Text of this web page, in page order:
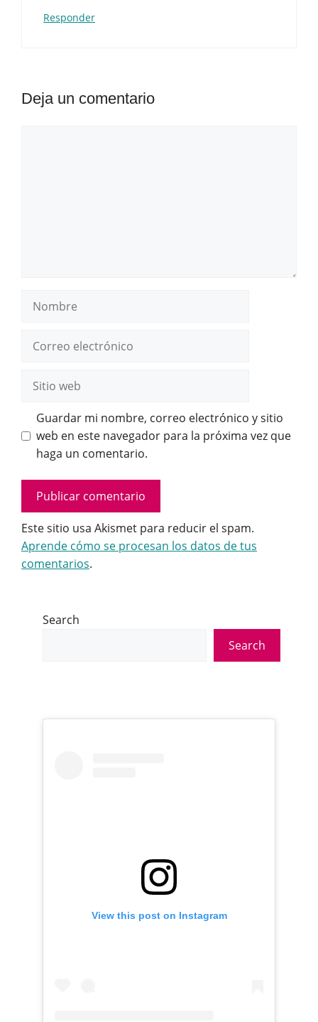
Responder
Deja un comentario
Nombre
electrónico
web
Guardar mi nombre, correo electrónico y sitio
web en este navegador para la próxima vez que
haga un comentario.
Este sitio usa Akismet para reducir el spam.
Aprende cómo se procesan los datos de tus
comentarios.
Search
Search
View this post on Instagram